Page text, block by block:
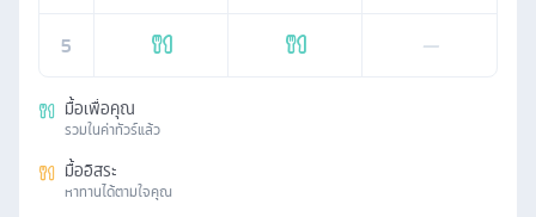
5 —
มื้อเพื่อคุณ
รวมในค่าทัวร์แล้ว
มื้ออิสระ
หาทานได้ตามใจคุณ